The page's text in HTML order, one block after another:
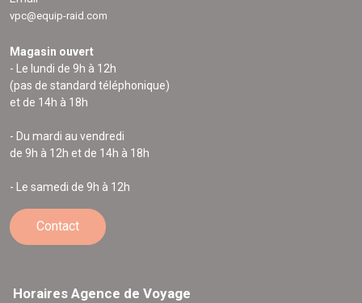
vpc@equip-raid.com
Magasin ouvert
- Le lundi de 9h à 12h
(pas de standard téléphonique)
et de 14h à 18h
- Du mardi au vendredi
de 9h à 12h et de 14h à 18h
- Le samedi de 9h à 12h
Contact
Horaires Agence de Voyage